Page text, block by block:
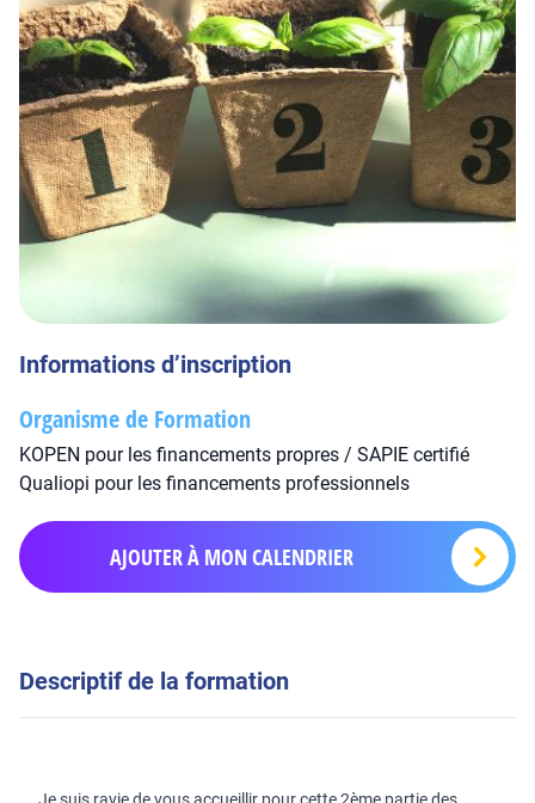
Informations d’inscription
Organisme de Formation
KOPEN pour les financements propres / SAPIE certifié
Qualiopi pour les financements professionnels
AJOUTER À MON CALENDRIER
Descriptif de la formation